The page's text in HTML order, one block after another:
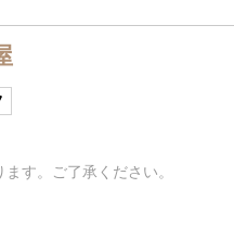
す。ご了承ください。